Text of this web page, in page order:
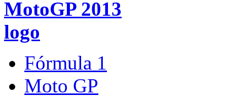
Fórmula 1
Moto GP